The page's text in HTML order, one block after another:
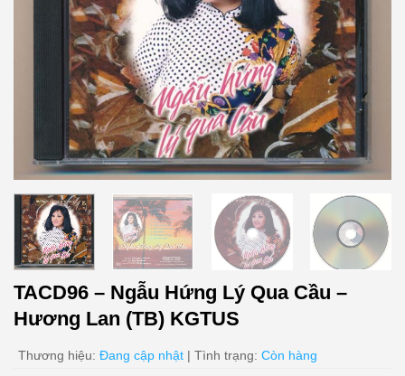
TACD96 – Ngẫu Hứng Lý Qua Cầu –
Hương Lan (TB) KGTUS
Thương hiệu: Đang cập nhật | Tình trạng: Còn hàng